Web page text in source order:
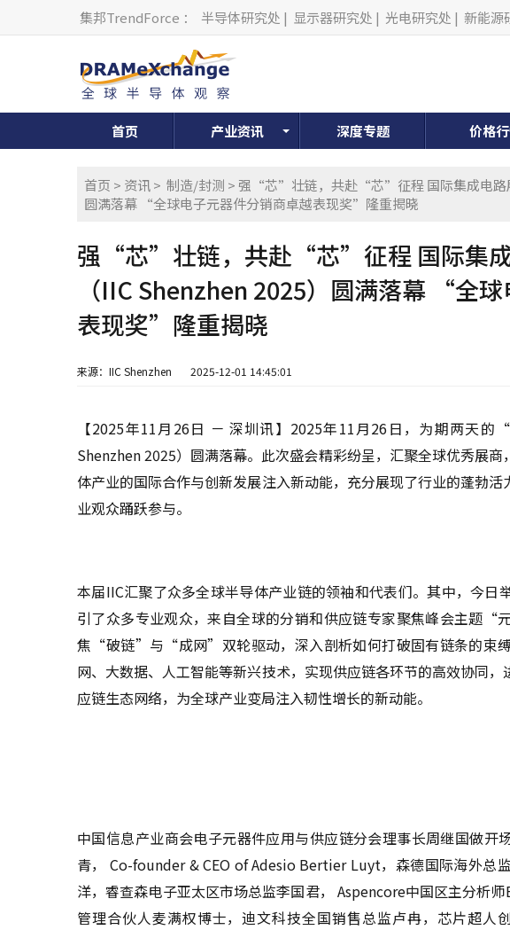
集邦TrendForce ： 半导体研究处 | 显示器研究处 | 光电研究处 | 新能源
首页 产业资讯 深度专题 价格
首页 > 资讯> 制造/封测 > 强“芯”壮链，共赴“芯”征程 国际集成电路
圆满落幕 “全球电子元器件分销商卓越表现奖”隆重揭晓
强“芯”壮链，共赴“芯”征程 国际集成
（IIC Shenzhen 2025）圆满落幕 “全
表现奖”隆重揭晓
来源：IIC Shenzhen 2025-12-01 14:45:01
【2025年11月26日 － 深圳讯】2025年11月26日，为期两天
Shenzhen 2025）圆满落幕。此次盛会精彩纷呈，汇聚全球优秀展
体产业的国际合作与创新发展注入新动能，充分展现了行业的蓬勃
业观众踊跃参与。
本届IIC汇聚了众多全球半导体产业链的领袖和代表们。其中，今
引了众多专业观众，来自全球的分销和供应链专家聚焦峰会主题“
焦“破链”与“成网”双轮驱动，深入剖析如何打破固有链条的束
网、大数据、人工智能等新兴技术，实现供应链各环节的高效协同
应链生态网络，为全球产业变局注入韧性增长的新动能。
中国信息产业商会电子元器件应用与供应链分会理事长周继国做开
青， Co-founder & CEO of Adesio Bertier Luyt，森德国际海外总
洋，睿查森电子亚太区市场总监李国君， Aspencore中国区主分析
管理合伙人麦满权博士，迪文科技全国销售总监卢冉，芯片超人